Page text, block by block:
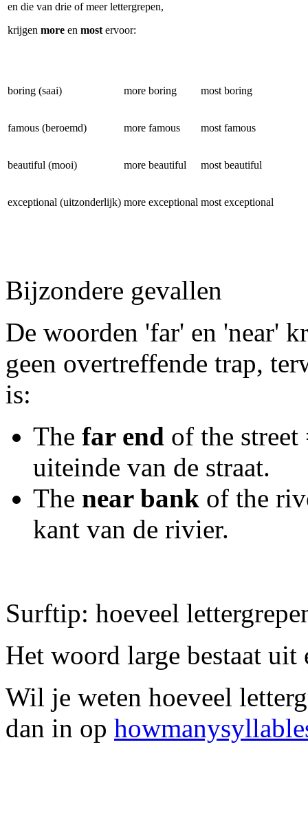
en die van drie of meer lettergrepen,
krijgen more en most ervoor:
boring (saai) more boring most boring
famous (beroemd) more famous most famous
beautiful (mooi) more beautiful most beautiful
exceptional (uitzonderlijk) more exceptional most exceptional
Bijzondere gevallen
De woorden 'far' en 'near'
geen overtreffende trap,
is:
The far end of the
uiteinde van de straat.
The near bank of the
kant van de rivier.
Surftip: hoeveel
Het woord large bestaat uit
Wil je weten hoeveel
dan in op